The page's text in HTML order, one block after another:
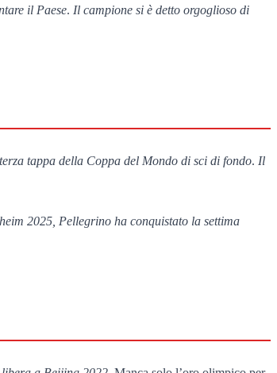
il Paese. Il campione si è detto orgoglioso di
tappa della Coppa del Mondo di sci di fondo. Il
2025, Pellegrino ha conquistato la settima